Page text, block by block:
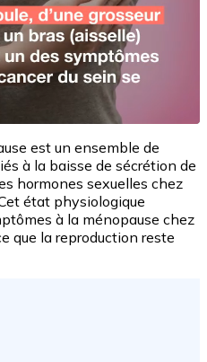
est un ensemble de
à la baisse de sécrétion de
hormones sexuelles chez
état physiologique
à la ménopause chez
que la reproduction reste